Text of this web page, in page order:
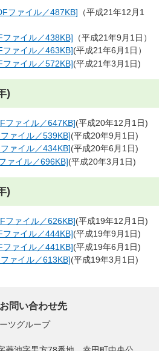
ファイル／487KB] （平成21年12月1
ァイル／438KB] （平成21年9月1日）
ァイル／463KB](平成21年6月1日）
ァイル／572KB](平成21年3月1日)
)
ファイル／647KB](平成20年12月1日)
ァイル／539KB](平成20年9月1日)
ァイル／434KB](平成20年6月1日)
ァイル／696KB](平成20年3月1日)
)
ファイル／626KB](平成19年12月1日)
ァイル／444KB](平成19年9月1日)
ァイル／441KB](平成19年6月1日)
ァイル／613KB](平成19年3月1日)
問い合わせ先
ツグループ